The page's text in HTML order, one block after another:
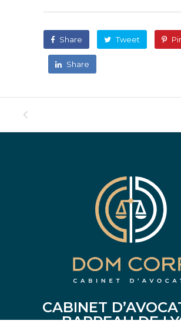
Share Tweet
Share
CABINET
BARREAU DE